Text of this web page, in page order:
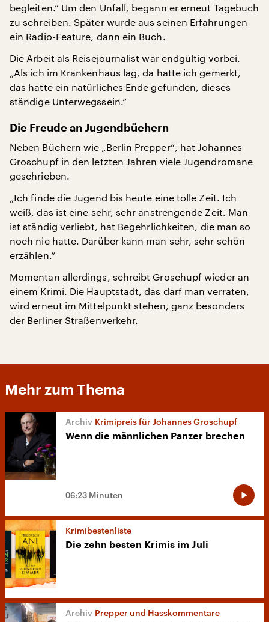
begleiten.“ Um den Unfall, begann er erneut Tagebuch
zu schreiben. Später wurde aus seinen Erfahrungen
ein Radio-Feature, dann ein Buch.
Die Arbeit als Reisejournalist war endgültig vorbei.
„Als ich im Krankenhaus lag, da hatte ich gemerkt,
das hatte ein natürliches Ende gefunden, dieses
ständige Unterwegssein.“
Die Freude an Jugendbüchern
Neben Büchern wie „Berlin Prepper“, hat Johannes
Groschupf in den letzten Jahren viele Jugendromane
geschrieben.
„Ich finde die Jugend bis heute eine tolle Zeit. Ich
weiß, das ist eine sehr, sehr anstrengende Zeit. Man
ist ständig verliebt, hat Begehrlichkeiten, die man so
noch nie hatte. Darüber kann man sehr, sehr schön
erzählen.“
Momentan allerdings, schreibt Groschupf wieder an
einem Krimi. Die Hauptstadt, das darf man verraten,
wird erneut im Mittelpunkt stehen, ganz besonders
der Berliner Straßenverkehr.
Mehr zum Thema
Krimipreis für Johannes Groschupf
Wenn die männlichen Panzer brechen
06:23 Minuten
Krimibestenliste
Die zehn besten Krimis im Juli
Prepper und Hasskommentare